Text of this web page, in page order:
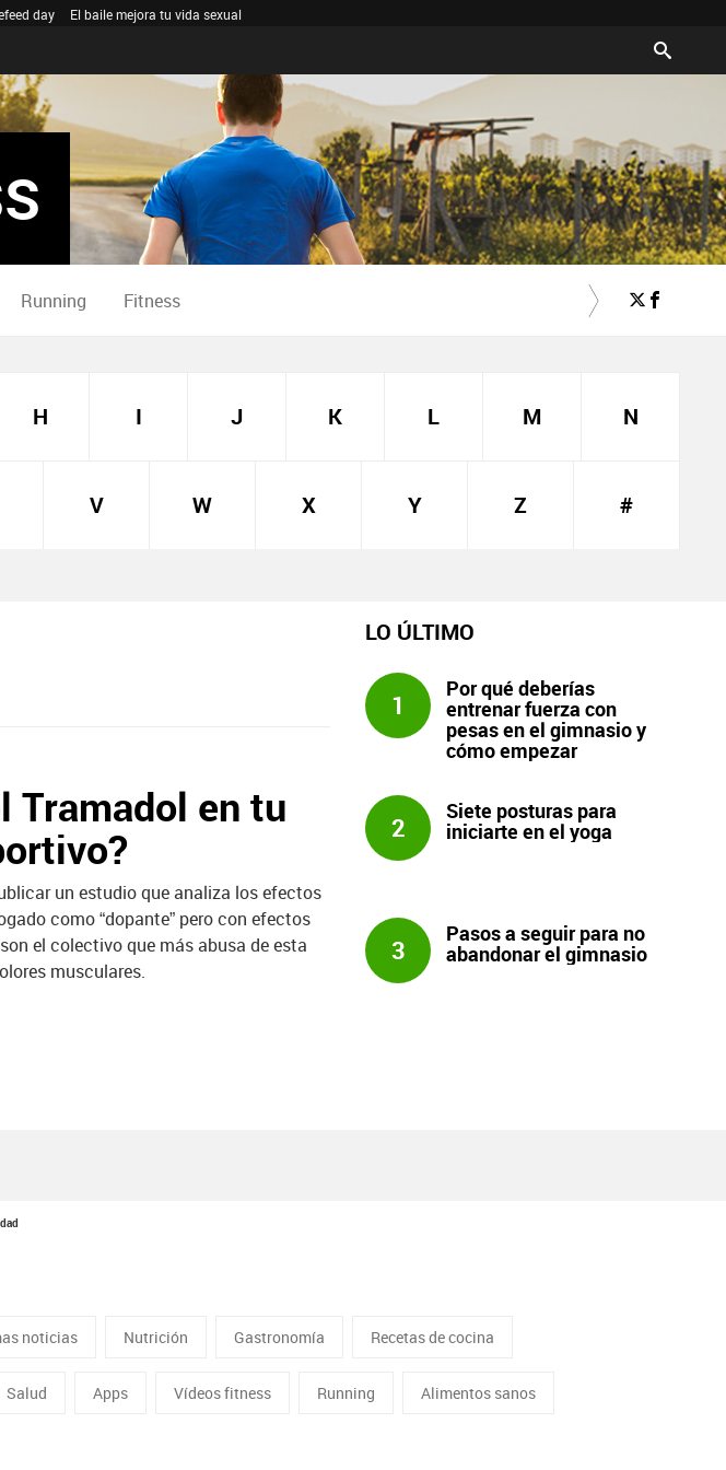
day El baile mejora tu vida sexual
Running Fitness
H I J K L M N
V W X Y Z #
Tramadol en tu
un estudio que analiza los efectos
como “dopante” pero con efectos
el colectivo que más abusa de esta
musculares.
LO ÚLTIMO
1
Por qué deberías
entrenar fuerza con
pesas en el gimnasio y
cómo empezar
2
Siete posturas para
iniciarte en el yoga
3
Pasos a seguir para no
abandonar el gimnasio
noticias Nutrición Gastronomía Recetas de cocina
Salud Apps Vídeos fitness Running Alimentos sanos